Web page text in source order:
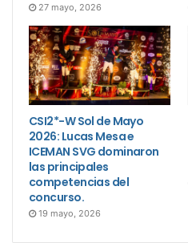
27 mayo, 2026
CSI2*-W Sol de Mayo
2026: Lucas Mesa e
ICEMAN SVG dominaron
las principales
competencias del
concurso.
19 mayo, 2026